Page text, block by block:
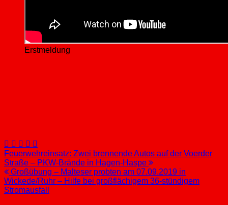
Erstmeldung
Beitragsnavigation
Feuerwehreinsatz: Zwei brennende Autos auf der Voerder
Straße – PKW-Brände in Hagen-Haspe
Großübung – Malteser probten am 07.09.2019 in
Wickede/Ruhr – Hilfe bei großflächigem 36-stündigem
Stromausfall